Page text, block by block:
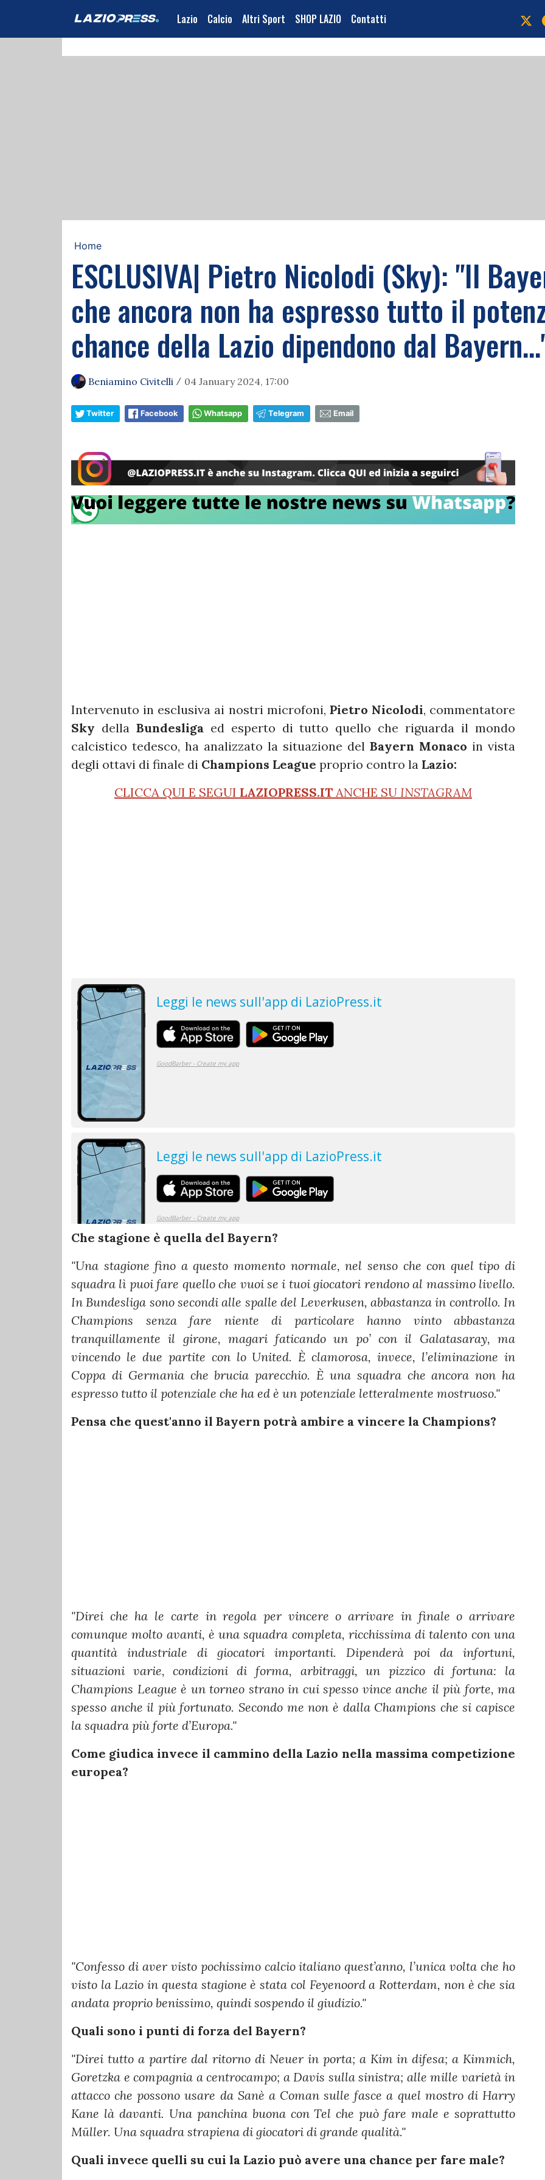
Lazio Calcio Altri Sport SHOP LAZIO Contatti
Home
ESCLUSIVA| Pietro Nicolodi (Sky): "Il
che ancora non ha espresso tutto il
chance della Lazio dipendono dal
Beniamino Civitelli / 04 January 2024, 17:00
Twitter Facebook Whatsapp Telegram Email
Intervenuto in esclusiva ai nostri microfoni, Pietro Nicolodi, commentatore
Sky della Bundesligaed esperto di tutto quello che riguarda il mondo
calcistico tedesco, ha analizzato la situazione del Bayern Monaco in vista
degli ottavi di finale di Champions League proprio contro la Lazio:
CLICCA QUI E SEGUI LAZIOPRESS.IT ANCHE SU INSTAGRAM
Che stagione è quella del Bayern?
"Una stagione fino a questo momento normale, nel senso che con quel tipo di
squadra lì puoi fare quello che vuoi se i tuoi giocatori rendono al massimo livello.
In Bundesliga sono secondi alle spalle del Leverkusen, abbastanza in controllo. In
Champions senza fare niente di particolare hanno vinto abbastanza
tranquillamente il girone, magari faticando un po’ con il Galatasaray, ma
vincendo le due partite con lo United. È clamorosa, invece, l’eliminazione in
Coppa di Germania che brucia parecchio. È una squadra che ancora non ha
espresso tutto il potenziale che ha ed è un potenziale letteralmente mostruoso."
Pensa che quest'anno il Bayern potrà ambire a vincere la Champions?
"Direi che ha le carte in regola per vincere o arrivare in finale o arrivare
comunque molto avanti, è una squadra completa, ricchissima di talento con una
quantità industriale di giocatori importanti. Dipenderà poi da infortuni,
situazioni varie, condizioni di forma, arbitraggi, un pizzico di fortuna: la
Champions League è un torneo strano in cui spesso vince anche il più forte, ma
spesso anche il più fortunato. Secondo me non è dalla Champions che si capisce
la squadra più forte d’Europa."
Come giudica invece il cammino della Lazio nella massima competizione
europea?
"Confesso di aver visto pochissimo calcio italiano quest’anno, l’unica volta che ho
visto la Lazio in questa stagione è stata col Feyenoord a Rotterdam, non è che sia
andata proprio benissimo, quindi sospendo il giudizio."
Quali sono i punti di forza del Bayern?
"Direi tutto a partire dal ritorno di Neuer in porta; a Kim in difesa; a Kimmich,
Goretzka e compagnia a centrocampo; a Davis sulla sinistra; alle mille varietà in
attacco che possono usare da Sanè a Coman sulle fasce a quel mostro di Harry
Kane là davanti. Una panchina buona con Tel che può fare male e soprattutto
Müller. Una squadra strapiena di giocatori di grande qualità."
Quali invece quelli su cui la Lazio può avere una chance per fare male?